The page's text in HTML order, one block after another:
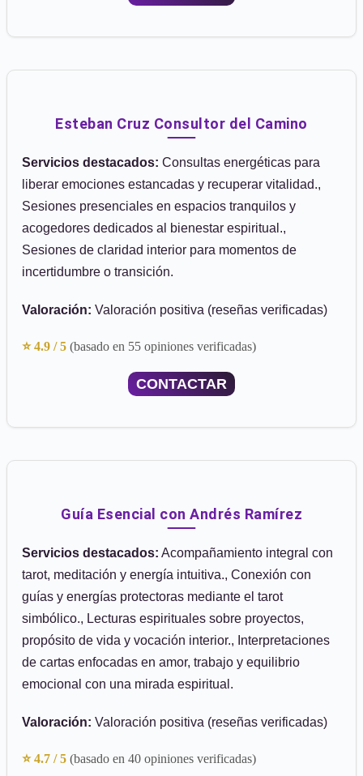
Esteban Cruz Consultor del Camino
Servicios destacados: Consultas energéticas para
liberar emociones estancadas y recuperar vitalidad.,
Sesiones presenciales en espacios tranquilos y
acogedores dedicados al bienestar espiritual.,
Sesiones de claridad interior para momentos de
incertidumbre o transición.
Valoración: Valoración positiva (reseñas verificadas)
⭐ 4.9 / 5 (basado en 55 opiniones verificadas)
CONTACTAR
Guía Esencial con Andrés Ramírez
Servicios destacados: Acompañamiento integral con
tarot, meditación y energía intuitiva., Conexión con
guías y energías protectoras mediante el tarot
simbólico., Lecturas espirituales sobre proyectos,
propósito de vida y vocación interior., Interpretaciones
de cartas enfocadas en amor, trabajo y equilibrio
emocional con una mirada espiritual.
Valoración: Valoración positiva (reseñas verificadas)
⭐ 4.7 / 5 (basado en 40 opiniones verificadas)